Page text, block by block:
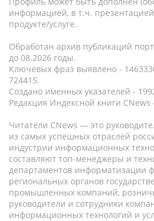
информацией, в т.ч.
продукте/услуге.
Обработан архив публикаций
до 08.2026 годы.
Ключевых фраз выявлено -
724415.
Создано именных указателей -
Редакция Индексной книги CNews
Читатели CNews — это
из самых успешных отраслей
индустрии информационных
составляют топ-менеджеры и
департаментов информатизации
региональных органов
промышленных компаний,
руководители и сотрудники
информационных технологий и